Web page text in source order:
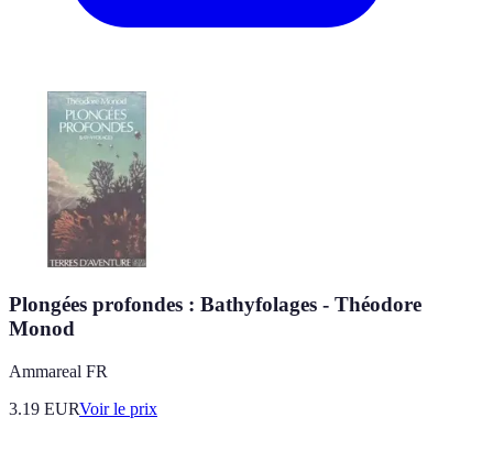
Plongées profondes : Bathyfolages - Théodore
Monod
Ammareal FR
3.19 EURVoir le prix